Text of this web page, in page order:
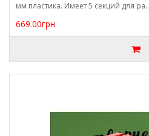
мм пластика. Имеет 5 секций для ра..
669.00грн.